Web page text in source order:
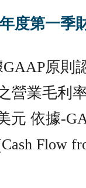
度第一季
原則
營業毛利
元 依據-
Flow